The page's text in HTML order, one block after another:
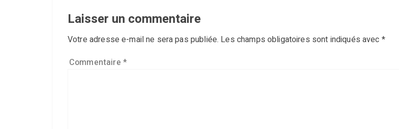
Laisser un commentaire
Votre adresse e-mail ne sera pas publiée. Les champs obligatoires sont indiqués avec *
Commentaire *